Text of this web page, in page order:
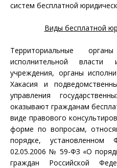
систем бесплатной
Виды бесплатной
Территориальные
исполнительной
учреждения, органы
Хакасия и
управления
оказывают гражданам
виде правового
форме по вопросам,
порядке, установленном
02.05.2006 № 59-ФЗ «О
граждан Российской